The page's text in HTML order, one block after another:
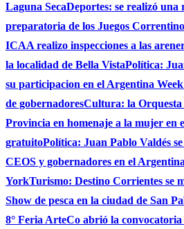
Laguna SecaDeportes: se realizó
preparatoria de los Juegos
ICAA realizo inspecciones a las
la localidad de Bella VistaPolítica:
su participacion en el Argentina
de gobernadoresCultura: la
Provincia en homenaje a la mujer en
gratuitoPolítica: Juan Pablo Valdés
CEOS y gobernadores en el
YorkTurismo: Destino Corrientes se
Show de pesca en la ciudad de San
8° Feria ArteCo abrió la